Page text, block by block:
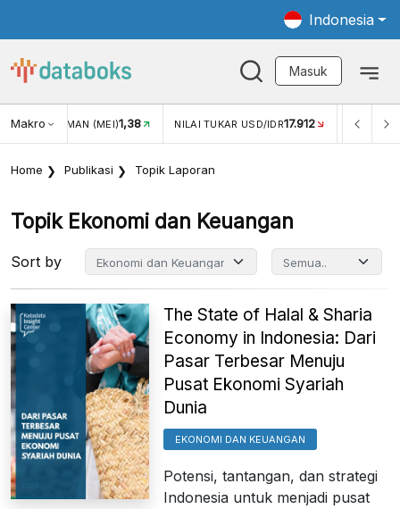
Indonesia
Masuk
MakroNILAI TUKAR USD/IDR17.912 INFLASI YOY (JUL)2,88%
Home Publikasi Topik Laporan
Topik Ekonomi dan Keuangan
Sort by
The State of Halal & Sharia
Economy in Indonesia: Dari
Pasar Terbesar Menuju
Pusat Ekonomi Syariah
Dunia
EKONOMI DAN KEUANGAN
Potensi, tantangan, dan strategi
Indonesia untuk menjadi pusat